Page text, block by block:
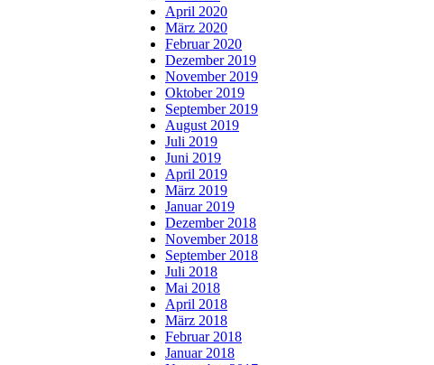
April 2020
März 2020
Februar 2020
Dezember 2019
November 2019
Oktober 2019
September 2019
August 2019
Juli 2019
Juni 2019
April 2019
März 2019
Januar 2019
Dezember 2018
November 2018
September 2018
Juli 2018
Mai 2018
April 2018
März 2018
Februar 2018
Januar 2018